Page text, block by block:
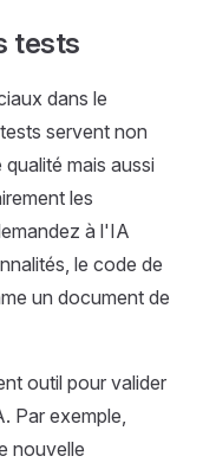
tests
dans le
servent non
mais aussi
les
à l'IA
le code de
un document de
outil pour valider
Par exemple,
nouvelle